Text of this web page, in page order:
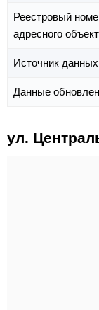
Реестровый
адресного
Источник
Данные
ул.